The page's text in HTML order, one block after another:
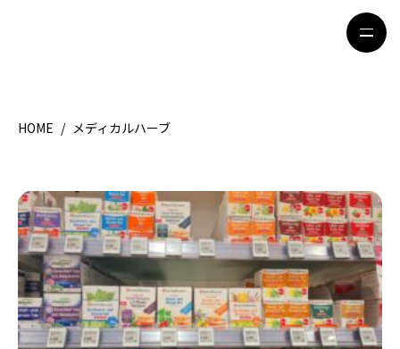
HOME
観光ガイド
留学＆キャリア
ライフスタイル
著者一覧
ライター募集
HOME / メディカルハーブ